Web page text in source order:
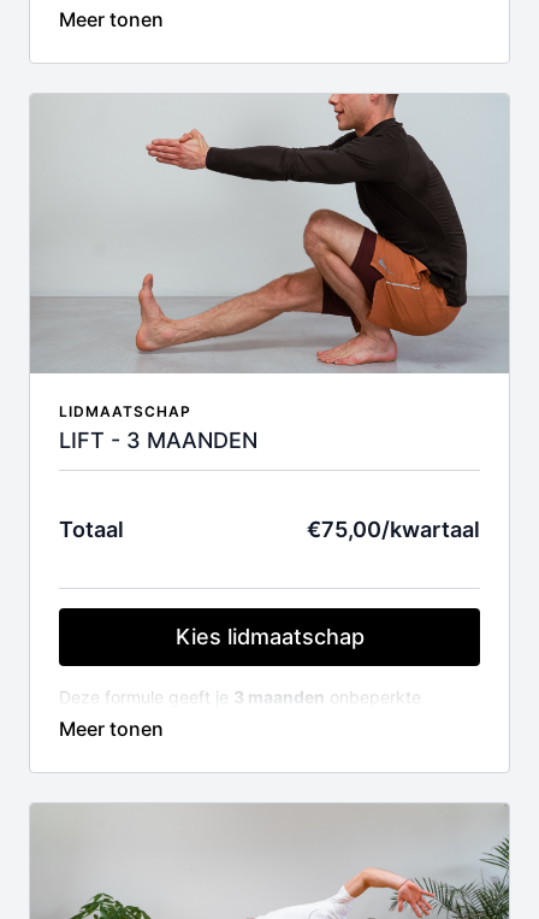
toegang tot de volledige LIFT videobibliotheek (150+
maand. Indien je je lidmaatschap niet wil verlengen,
kan je kosteloos opzeggen.
LIDMAATSCHAP
LIFT - 3 MAANDEN
Totaal €75,00/kwartaal
Kies lidmaatschap
Deze formule geeft je 3 maanden onbeperkte
toegang tot de volledige LIFT videobibliotheek en